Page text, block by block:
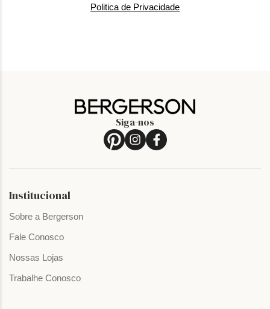
Politica de Privacidade
Siga-nos
Institucional
Sobre a Bergerson
Fale Conosco
Nossas Lojas
Trabalhe Conosco